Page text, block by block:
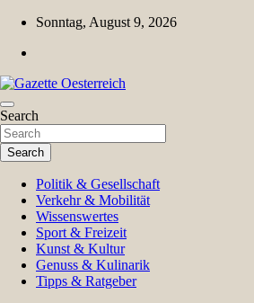
Skip
content
Sonntag, August 9, 2026
Gazette Oesterreich
Magazin für Freizeit, Politik, Kultur &
Search
Search
Politik & Gesellschaft
Verkehr & Mobilität
Wissenswertes
Sport & Freizeit
Kunst & Kultur
Genuss & Kulinarik
Tipps & Ratgeber